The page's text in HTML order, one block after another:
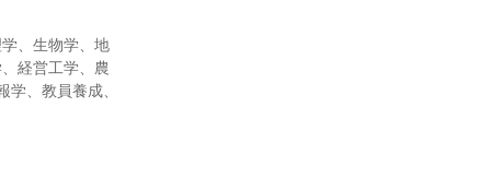
、生物学、地
経営工学、農
、教員養成、